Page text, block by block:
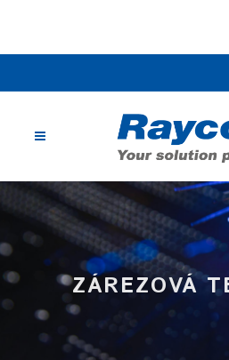
ZÁREZOVÁ